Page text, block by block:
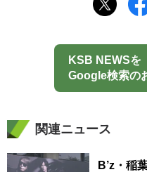
KSB NEWSを
Google検索の
関連ニュース
B’z・稲